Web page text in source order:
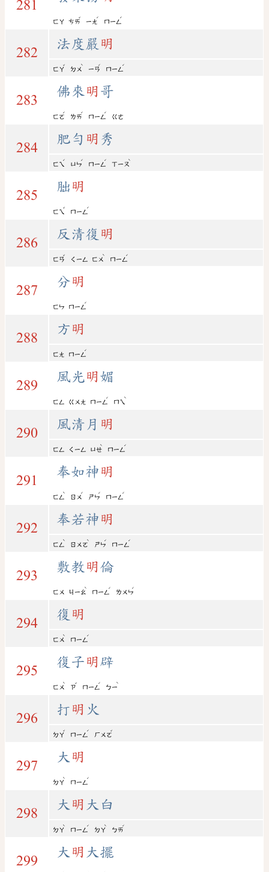
281
ㄈㄚ ㄘㄞ
ˇ
ㄧㄤ
ˊ
ㄇㄧㄥ
ˊ
282
法度嚴 明
ㄈㄚ
ˇ
ㄉㄨ
ˋ
ㄧㄢ
ˊ
ㄇㄧㄥ
ˊ
283
佛來明 哥
ㄈㄛ
ˊ
ㄌㄞ
ˊ
ㄇㄧㄥ
ˊ
ㄍㄜ
284
肥勻 明 秀
ㄈㄟ
ˊ
ㄩㄣ
ˊ
ㄇㄧㄥ
ˊ
ㄒㄧㄡ
ˋ
285
朏 明
ㄈㄟ
ˇ
ㄇㄧㄥ
ˊ
286
反清復 明
ㄈㄢ
ˇ
ㄑㄧㄥ ㄈㄨ
ˋ
ㄇㄧㄥ
ˊ
287
分明
ㄈㄣ ㄇㄧㄥ
ˊ
288
方 明
ㄈㄤ ㄇㄧㄥ
ˊ
289
風光明媚
ㄈㄥ ㄍㄨㄤ ㄇㄧㄥ
ˊ
ㄇㄟ
ˋ
290
風清月 明
ㄈㄥ ㄑㄧㄥ ㄩㄝ
ˋ
ㄇㄧㄥ
ˊ
291
奉如神 明
ㄈㄥ
ˋ
ㄖㄨ
ˊ
ㄕㄣ
ˊ
ㄇㄧㄥ
ˊ
292
奉若神 明
ㄈㄥ
ˋ
ㄖㄨㄛ
ˋ
ㄕㄣ
ˊ
ㄇㄧㄥ
ˊ
293
敷教 明倫
ㄈㄨ ㄐㄧㄠ
ˋ
ㄇㄧㄥ
ˊ
ㄌㄨㄣ
ˊ
294
復 明
ㄈㄨ
ˋ
ㄇㄧㄥ
ˊ
295
復子 明辟
ㄈㄨ
ˋ
ㄗ
ˇ
ㄇㄧㄥ
ˊ
ㄅㄧ
ˋ
296
打 明 火
ㄉㄚ
ˇ
ㄇㄧㄥ
ˊ
ㄏㄨㄛ
ˇ
297
大 明
ㄉㄚ
ˋ
ㄇㄧㄥ
ˊ
298
大 明 大白
ㄉㄚ
ˋ
ㄇㄧㄥ
ˊ
ㄉㄚ
ˋ
ㄅㄞ
ˊ
299
大 明 大擺